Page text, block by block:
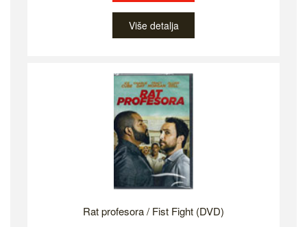
Više detalja
Rat profesora / Fist Fight (DVD)